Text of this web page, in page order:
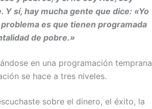
sí, hay mucha gente que dice: «Yo
es que tienen programada
de pobre.»
en una programación temprana
se hace a tres niveles.
sobre el dinero, el éxito, la